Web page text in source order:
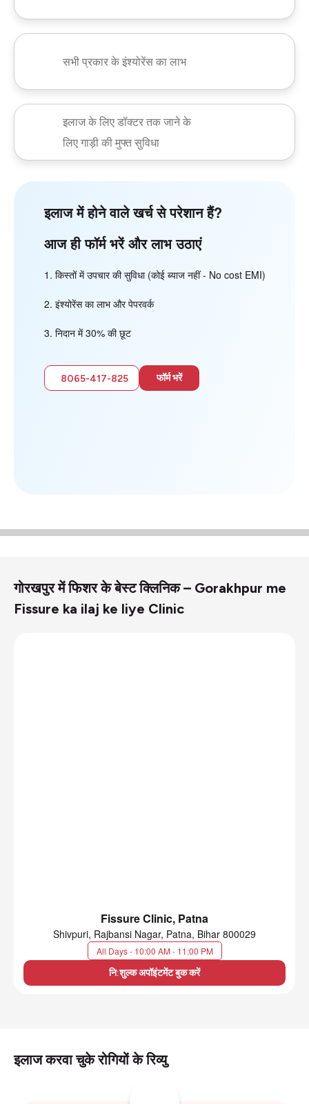
सभी प्रकार के इंश्योरेंस का लाभ
इलाज के लिए डॉक्टर तक जाने के
लिए गाड़ी की मुफ्त सुविधा
इलाज में होने वाले खर्च से परेशान हैं?
आज ही फॉर्म भरें और लाभ उठाएं
किस्तों में उपचार की सुविधा (कोई ब्याज नहीं - No cost EMI)
इंश्योरेंस का लाभ और पेपरवर्क
निदान में 30% की छूट
8065-417-825 फॉर्म भरें
गोरखपुर में फिशर के बेस्ट क्लिनिक – Gorakhpur me
Fissure ka ilaj ke liye Clinic
Fissure Clinic, Patna
Shivpuri, Rajbansi Nagar, Patna, Bihar 800029
All Days - 10:00 AM - 11:00 PM
नि:शुल्क अपॉइंटमेंट बुक करें
इलाज करवा चुके रोगियों के रिव्यु